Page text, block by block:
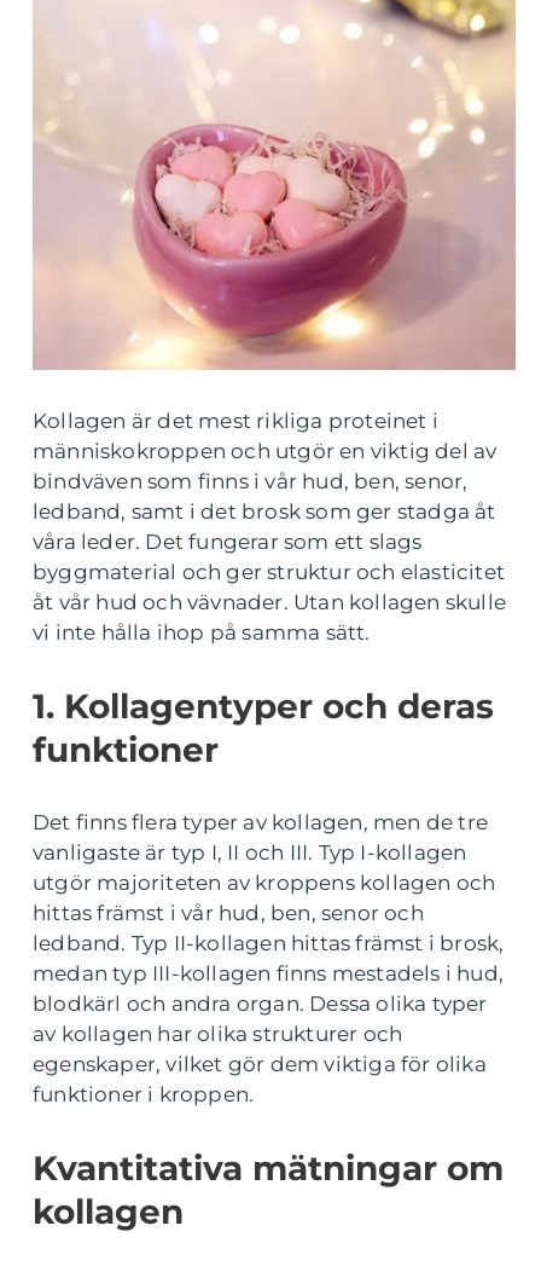
Kollagen är det mest rikliga proteinet i
människokroppen och utgör en viktig del av
bindväven som finns i vår hud, ben, senor,
ledband, samt i det brosk som ger stadga åt
våra leder. Det fungerar som ett slags
byggmaterial och ger struktur och elasticitet
åt vår hud och vävnader. Utan kollagen skulle
vi inte hålla ihop på samma sätt.
1. Kollagentyper och deras
funktioner
Det finns flera typer av kollagen, men de tre
vanligaste är typ I, II och III. Typ I-kollagen
utgör majoriteten av kroppens kollagen och
hittas främst i vår hud, ben, senor och
ledband. Typ II-kollagen hittas främst i brosk,
medan typ III-kollagen finns mestadels i hud,
blodkärl och andra organ. Dessa olika typer
av kollagen har olika strukturer och
egenskaper, vilket gör dem viktiga för olika
funktioner i kroppen.
Kvantitativa mätningar om
kollagen